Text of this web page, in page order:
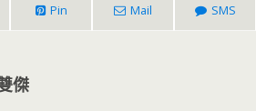
Pin Mail SMS
傑